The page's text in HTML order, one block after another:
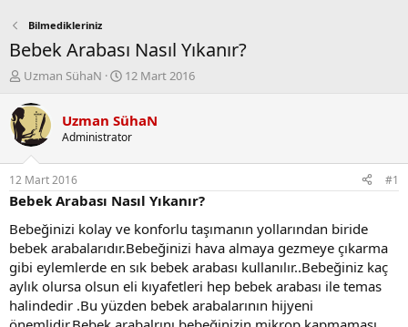
Bilmedikleriniz
Bebek Arabası Nasıl Yıkanır?
K
n
b
u
y
u
b
a
ş
l
a
t
a
n
Uzman SühaN
B
l
a
ı
ç
a
r
i
h
i
12 Mart 2016
Uzman SühaN
Administrator
12 Mart 2016 #1
Bebek Arabası Nasıl Yıkanır?
Bebeğinizi kolay ve konforlu taşımanın yollarından biride
bebek arabalarıdır.Bebeğinizi hava almaya gezmeye çıkarma
gibi eylemlerde en sık bebek arabası kullanılır..Bebeğiniz kaç
aylık olursa olsun eli kıyafetleri hep bebek arabası ile temas
halindedir .Bu yüzden bebek arabalarının hijyeni